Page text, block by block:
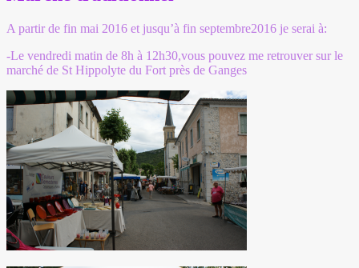
A partir de fin mai 2016 et jusqu’à fin septembre2016 je serai à:
-Le vendredi matin de 8h à 12h30,vous pouvez me retrouver sur le
marché de St Hippolyte du Fort près de Ganges